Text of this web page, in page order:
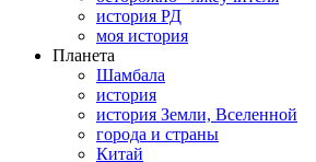
история РД
моя история
Планета
Шамбала
история
история Земли, Вселенной
города и страны
Китай